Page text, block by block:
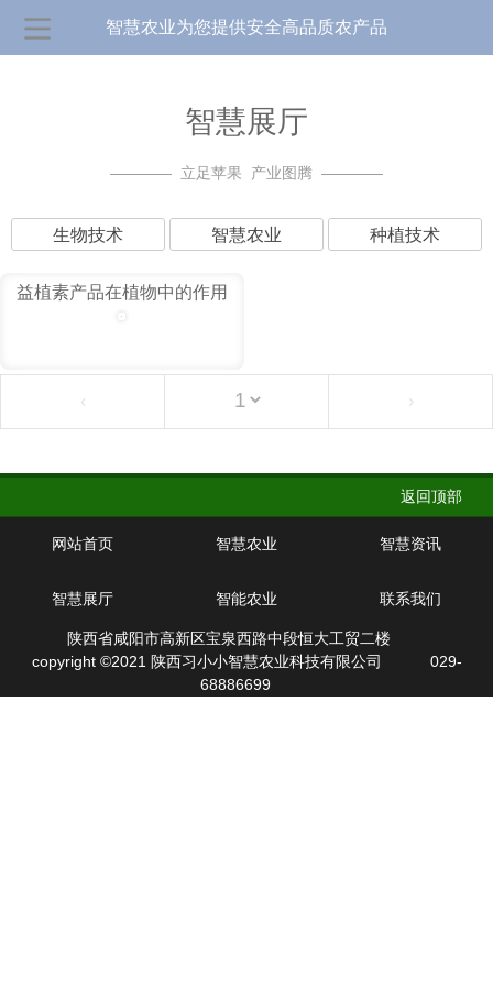
智慧农业为您提供安全高品质农产品
智慧展厅
———— 立足苹果 产业图腾 ————
生物技术 智慧农业 种植技术
益植素产品在植物中的作用
‹ ›
返回顶部
网站首页 智慧农业 智慧资讯
智慧展厅 智能农业 联系我们
陕西省咸阳市高新区宝泉西路中段恒大工贸二楼
copyright ©2021 陕西习小小智慧农业科技有限公司
029-
68886699